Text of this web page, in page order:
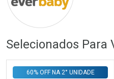
Ativar Desconto
Comprar sem Desconto
Comprar sem Desconto
Selecionados Para
60% OFF NA 2° UNIDADE